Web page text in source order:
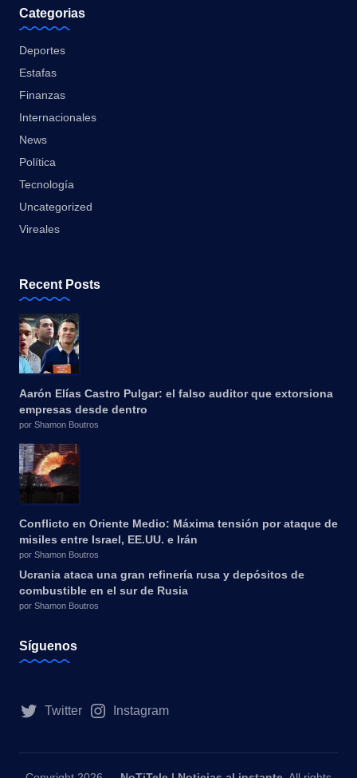
Categorias
Deportes
Estafas
Finanzas
Internacionales
News
Política
Tecnología
Uncategorized
Vireales
Recent Posts
Aarón Elías Castro Pulgar: el falso auditor que extorsiona
empresas desde dentro
por Shamon Boutros
Conflicto en Oriente Medio: Máxima tensión por ataque de
misiles entre Israel, EE.UU. e Irán
por Shamon Boutros
Ucrania ataca una gran refinería rusa y depósitos de
combustible en el sur de Rusia
por Shamon Boutros
Síguenos
Twitter Instagram